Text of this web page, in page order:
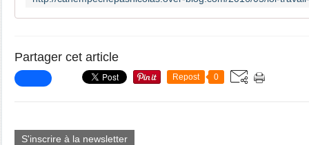
Partager cet article
Repost 0
S'inscrire à la newsletter